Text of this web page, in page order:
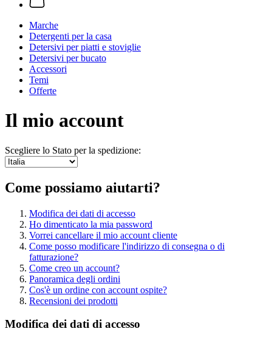
Marche
Detergenti per la casa
Detersivi per piatti e stoviglie
Detersivi per bucato
Accessori
Temi
Offerte
Il mio account
Scegliere lo Stato per la spedizione:
Come possiamo aiutarti?
Modifica dei dati di accesso
Ho dimenticato la mia password
Vorrei cancellare il mio account cliente
Come posso modificare l'indirizzo di consegna o di
fatturazione?
Come creo un account?
Panoramica degli ordini
Cos'è un ordine con account ospite?
Recensioni dei prodotti
Modifica dei dati di accesso